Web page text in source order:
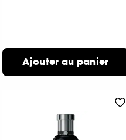
Ajouter au panier